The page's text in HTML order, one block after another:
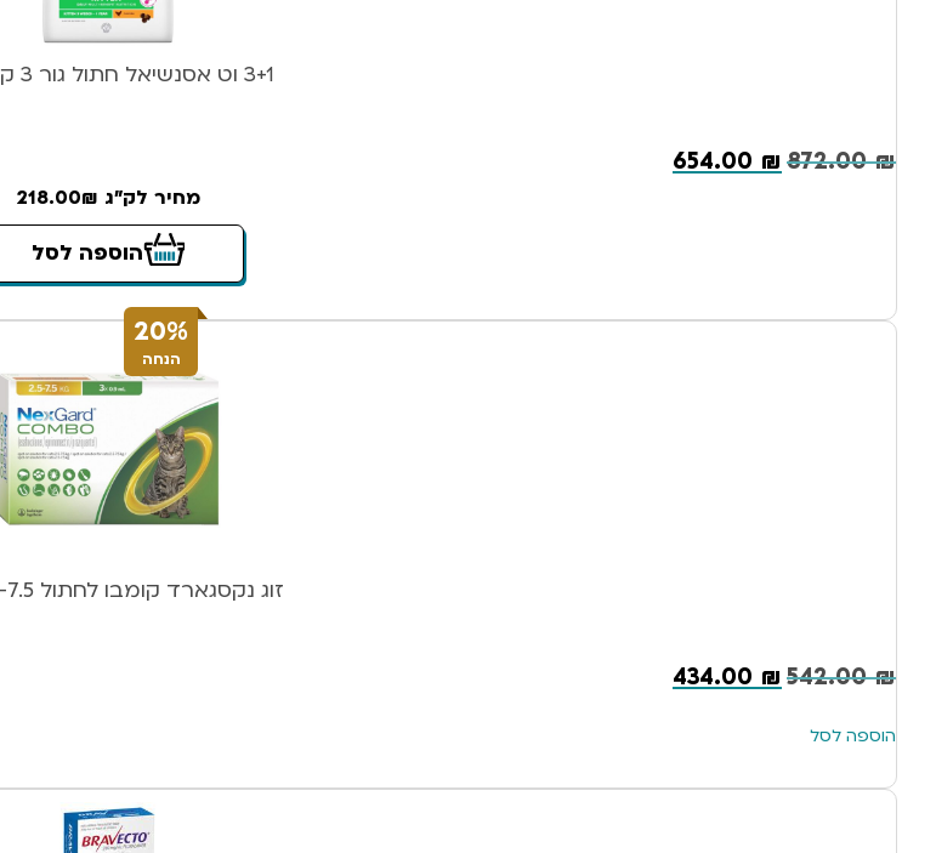
3+1 וט אסנשיאל חתול גור 3 ק”ג עוף
872.00₪
654.00 ₪
מחיר לק"ג 218.00₪
הוספה לסל
20%
הנחה
זוג נקסגארד קומבו לחתול 2.5-7.5 ק”ג
542.00₪
434.00 ₪
הוספה לסל